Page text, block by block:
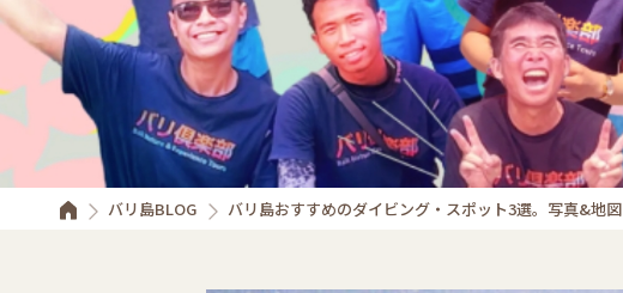
バリ島BLOG バリ島おすすめのダイビング・スポット3選。写真&地図